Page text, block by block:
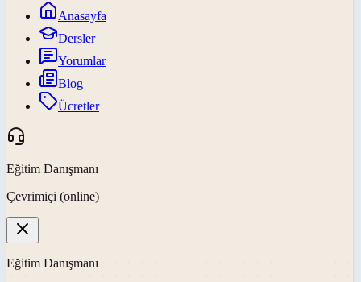
Anasayfa
Dersler
Yorumlar
Blog
Ücretler
Eğitim Danışmanı
Çevrimiçi (online)
Eğitim Danışmanı